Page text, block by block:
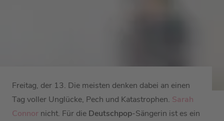
Freitag, der 13. Die meisten denken dabei an einen
Tag voller Unglücke, Pech und Katastrophen. Sarah
Connor nicht. Für die Deutschpop-Sängerin ist es ein